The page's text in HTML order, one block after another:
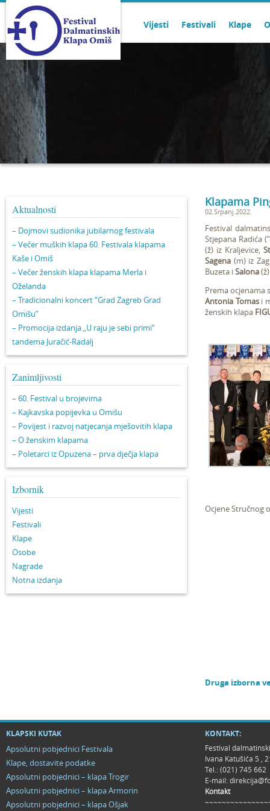
Vijesti Festivali Klape
Aktualnosti
– Dojmovi sudionika jubilarnog festivala
– Večer muških klapa 60. Festivala klapama
Kaše i Omiš
– Večer ženskih klapa klapama Merla i
Oželanda
– Tradicionalni koncert “Grad Zagreb Grad
Omišu”
– Promocija izdanja „U raju je sebi primi“
tandema Juračić-Radalj
Zanimljivosti
– 60. Festival u brojevima
– Kajkavska popijevka u Omišu
– Povijest i razvoj natjecanja mješovitih klapa
– O ženskim klapama
– Poletarci iz Opuzena – prva dječja klapa
Izbornik
Vijesti
Festivali
Klape
Osobe
Nagrade
Notna izdanja
Klapama
02.Srpanj.2022.
Festival
Stjepana Radića
(ž) iz Kraljevice,
Sagena (m) iz
Buzeta iSalona
Prema ocjenama
Antonia Tomasi
ženskih klapa
Ocjene Stručnog
Druga izborna
KLAPSKI KUTAK
Apsolutni pobjednici Festivala
Klape, dostavite podatke
Apsolutni pobjednici – klapa Trogir
Apsolutni pobjednici – klapa Armorin
Apsolutni pobjednici – klapa Ošjak
KONTAKT:
Festival
Ivana Katušića 5 ,
Tel.: (021) 745 662
E-mail:
Kontakt